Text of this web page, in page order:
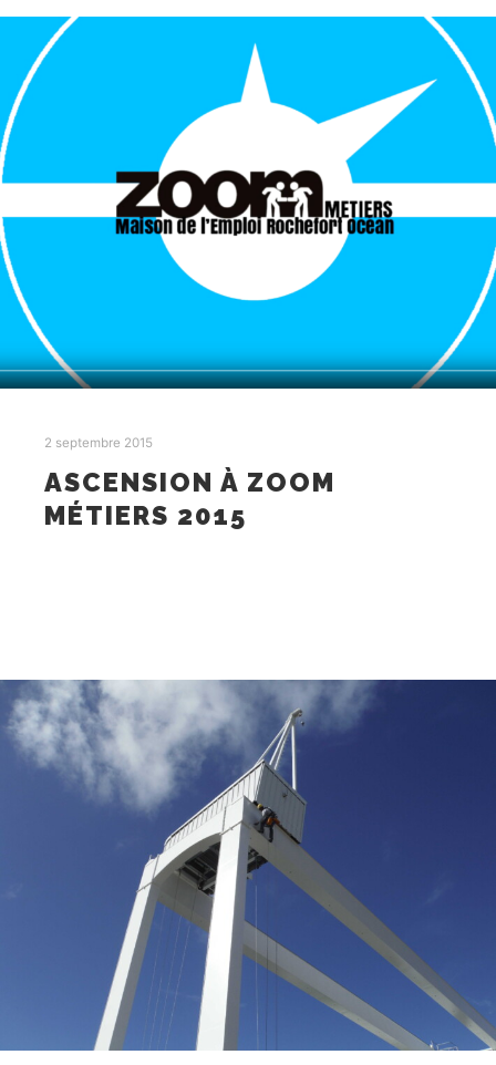
2 septembre 2015
ASCENSION À ZOOM
MÉTIERS 2015